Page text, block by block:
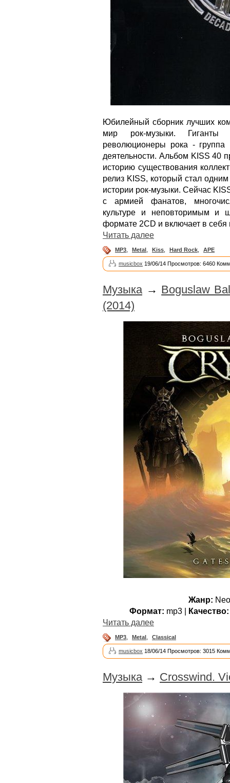
Юбилейный сборник лучших
мир рок-музыки. Гиганты
революционеры рока - группа
деятельности. Альбом KISS 40
историю существования
релиз KISS, который стал
истории рок-музыки. Сейчас
с армией фанатов,
культуре и неповторимым и
формате 2CD и включает в
Читать далее
MP3 Metal Kiss Hard Rock APE
musicbox 19/06/14 Просмотров: 6460
Музыка→ Boguslaw
(2014)
Жанр:
Формат: mp3 | Качество:
Читать далее
MP3 Metal Classical
musicbox 18/06/14 Просмотров: 3015
Музыка→ Crosswind.